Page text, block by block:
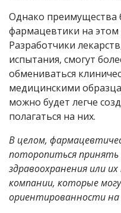
Однако преимущества
фармацевтики на этом
Разработчики
испытания, смогут
обмениваться
медицинскими
можно будет легче
полагаться на них.
В целом,
поторопиться
здравоохранения или
компании, которые
ориентированности